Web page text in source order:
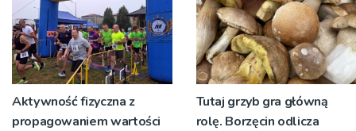
Aktywność fizyczna z
propagowaniem wartości
Tutaj grzyb gra główną
rolę. Borzęcin odlicza